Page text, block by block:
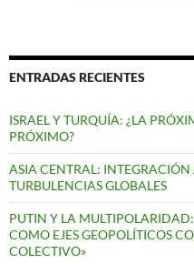
ENTRADAS RECIENTES
ISRAEL Y TURQUÍA: ¿LA
PRÓXIMO?
ASIA CENTRAL:
TURBULENCIAS GLOBALES
PUTIN Y LA
COMO EJES GEOPOLÍTICOS
COLECTIVO»